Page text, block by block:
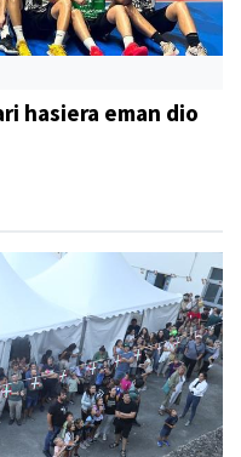
hasiera eman dio